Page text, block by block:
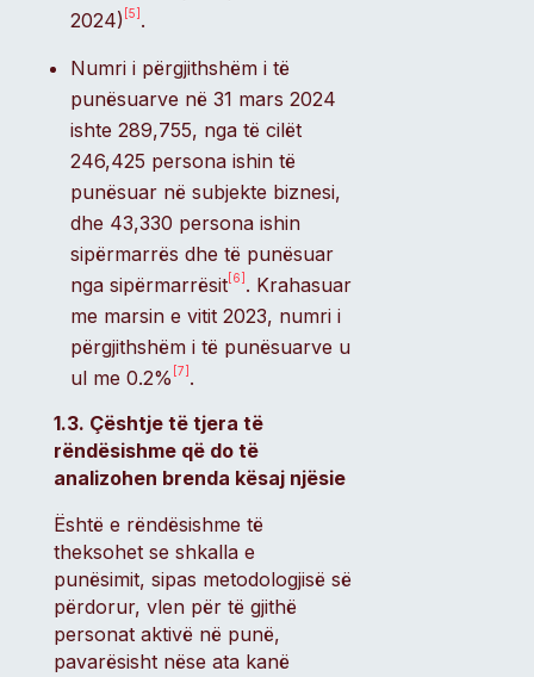
2024) [5] .
Numri i përgjithshëm i të
punësuarve në 31 mars 2024
ishte 289,755, nga të cilët
246,425 persona ishin të
punësuar në subjekte biznesi,
dhe 43,330 persona ishin
sipërmarrës dhe të punësuar
nga sipërmarrësit[6] . Krahasuar
me marsin e vitit 2023, numri i
përgjithshëm i të punësuarve u
ul me 0.2% [7] .
1.3. Çështje të tjera të
rëndësishme që do të
analizohen brenda kësaj njësie
Është e rëndësishme të
theksohet se shkalla e
punësimit, sipas metodologjisë së
përdorur, vlen për të gjithë
personat aktivë në punë,
pavarësisht nëse ata kanë